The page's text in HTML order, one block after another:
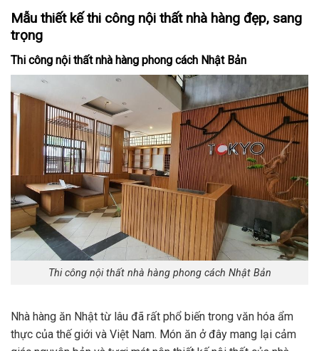
Mẫu thiết kế thi công nội thất nhà hàng đẹp, sang
trọng
Thi công nội thất nhà hàng phong cách Nhật Bản
Thi công nội thất nhà hàng phong cách Nhật Bản
Nhà hàng ăn Nhật từ lâu đã rất phổ biến trong văn hóa ẩm
thực của thế giới và Việt Nam. Món ăn ở đây mang lại cảm